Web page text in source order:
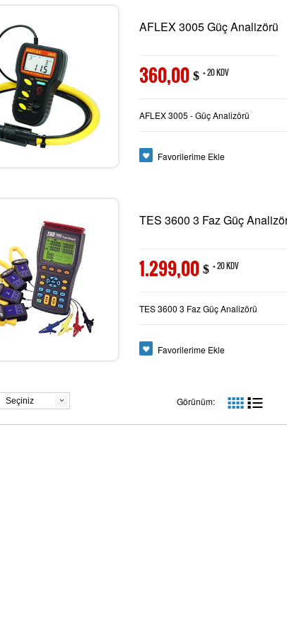
AFLEX 3005 Güç Analizörü
360,00 $ + 20 KDV
AFLEX 3005 - Güç Analizörü
Favorilerime Ekle
TES 3600 3 Faz Güç
1.299,00 $ + 20 KDV
TES 3600 3 Faz Güç Analizörü
Favorilerime Ekle
Seçiniz Görünüm:
TES 1605